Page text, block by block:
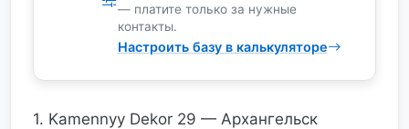
— платите только за нужные
контакты.
Настроить базу в калькуляторе
1. Kamennyy Dekor 29 — Архангельск